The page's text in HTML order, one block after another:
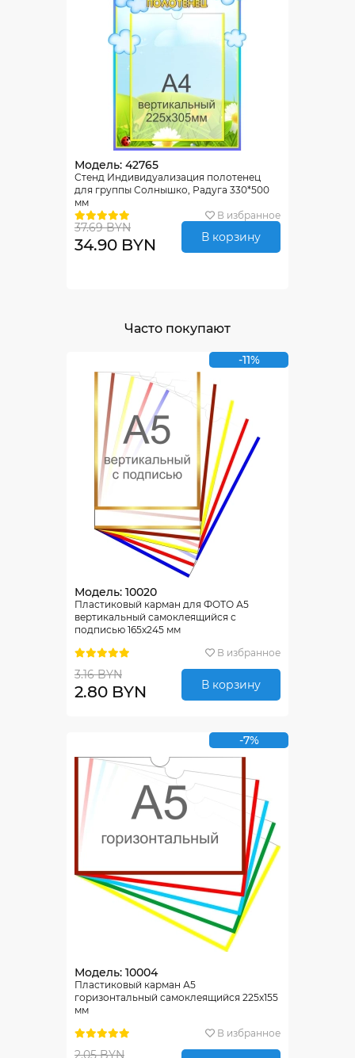
Модель: 42765
Стенд Индивидуализация полотенец
для группы Солнышко, Радуга 330*500
мм
В избранное
37.69 BYN
34.90 BYN В корзину
Часто покупают
-11%
Модель: 10020
Пластиковый карман для ФОТО А5
вертикальный самоклеящийся с
подписью 165х245 мм
В избранное
3.16 BYN
2.80 BYN В корзину
-7%
Модель: 10004
Пластиковый карман А5
горизонтальный самоклеящийся 225х155
мм
В избранное